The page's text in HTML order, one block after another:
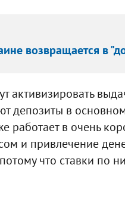
возвращается в
активизировать
депозиты в
в очень
и привлечение
что ставки по